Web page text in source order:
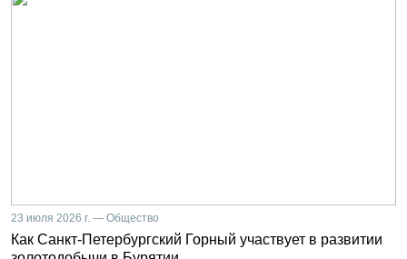
23 июля 2026 г. — Общество
Как Санкт-Петербургский Горный участвует в развитии